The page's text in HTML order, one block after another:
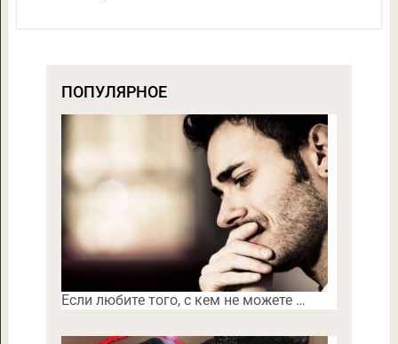
ПОПУЛЯРНОЕ
Если любите того, с кем не можете …